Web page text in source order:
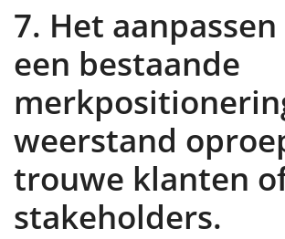
7. Het
een bestaande
weerstand
trouwe klanten
stakeholders.